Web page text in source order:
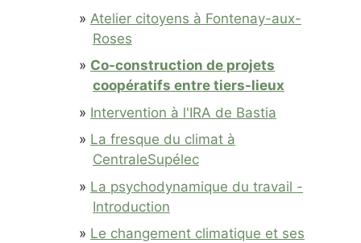
Atelier citoyens à Fontenay-aux-
Roses
Co-construction de projets
coopératifs entre tiers-lieux
Intervention à l'IRA de Bastia
La fresque du climat à
CentraleSupélec
La psychodynamique du travail -
Introduction
Le changement climatique et ses